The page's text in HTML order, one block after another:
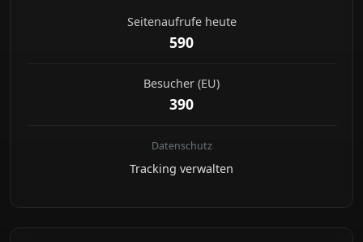
Seitenaufrufe heute
590
Besucher (EU)
390
Datenschutz
Tracking verwalten